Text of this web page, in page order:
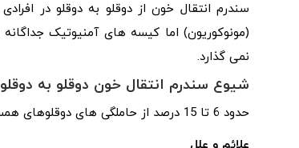
سندرم انتقال خون از دوقلو به دوقلو در
(مونوکوریون) اما کیسه های آمنیوتیک جداگانه
نمی گذارد.
شیوع سندرم انتقال خون دوقلو به
حدود 6 تا 15 درصد از حاملگی های دوقلوهای همسان با سندرم انتقال خون دوقلو به دوقلو همراه است.